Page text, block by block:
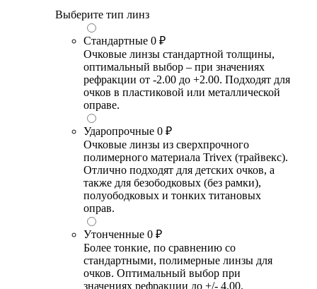
Выберите тип линз
Стандартные 0 ₽
Очковые линзы стандартной толщины,
оптимальный выбор – при значениях
рефракции от -2.00 до +2.00. Подходят для
очков в пластиковой или металлической
оправе.
Ударопрочные 0 ₽
Очковые линзы из сверхпрочного
полимерного материала Trivex (трайвекс).
Отлично подходят для детских очков, а
также для безободковых (без рамки),
полуободковых и тонких титановых
оправ.
Утонченные 0 ₽
Более тонкие, по сравнению со
стандартными, полимерные линзы для
очков. Оптимальный выбор при
значениях рефракции до +/- 4.00.